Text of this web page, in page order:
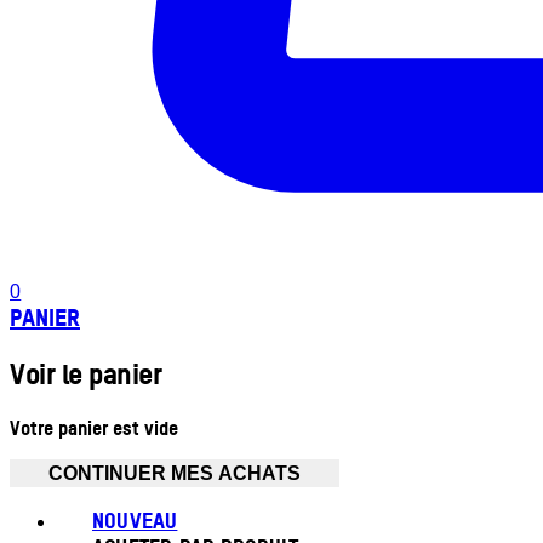
0
PANIER
Voir le panier
Votre panier est vide
CONTINUER MES ACHATS
NOUVEAU